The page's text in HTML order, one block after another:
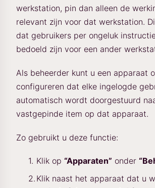
werkstation, pin dan alleen de
relevant zijn voor dat werkstation.
dat gebruikers per ongeluk
bedoeld zijn voor een ander
Als beheerder kunt u een apparaat
configureren dat elke ingelogde
automatisch wordt doorgestuurd
vastgepinde item op dat apparaat.
Zo gebruikt u deze functie:
Klik op “Apparaten” onder
Klik naast het apparaat dat u